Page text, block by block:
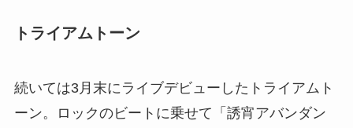
トライアムトーン
続いては3月末にライブデビューしたトライアムト
ーン。ロックのビートに乗せて「誘宵アバンダン